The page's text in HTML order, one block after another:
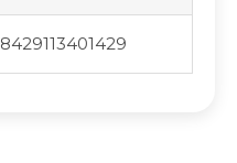
8429113401429